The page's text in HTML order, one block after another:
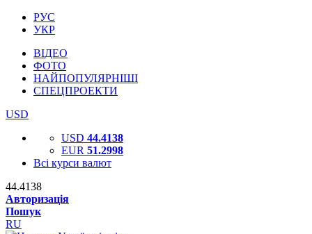
РУС
УКР
ВІДЕО
ФОТО
НАЙПОПУЛЯРНІШІ
СПЕЦПРОЕКТИ
USD
USD 44.4138
EUR 51.2998
Всі курси валют
44.4138
Авторизація
Пошук
RU